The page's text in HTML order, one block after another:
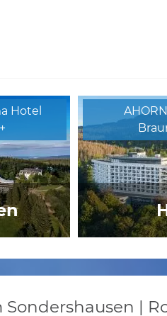
Hotel
Sondershausen |